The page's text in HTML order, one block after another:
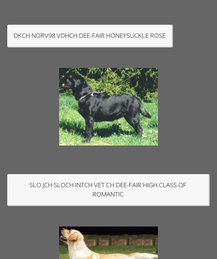
DKCH NORV98 VDHCH DEE-FAIR HONEYSUCKLE ROSE
SLO JCH SLOCH INTCH VET CH DEE-FAIR HIGH CLASS OF
ROMANTIC